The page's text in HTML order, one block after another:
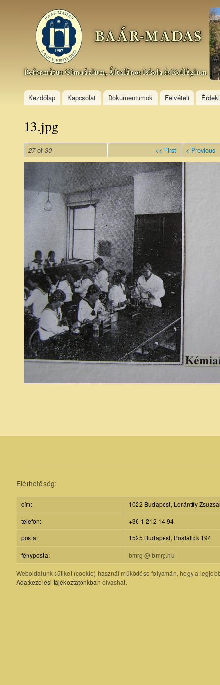
Baár–
Madas
Református
Gimnázium,
Általános
Kollégium
Kezdőlap Kapcsolat Dokumentumok Felvételi
13.jpg
27of 30 << First < Previous
13_9.jpg
Elérhetőség:
cím:
1022 Budapest, Lorántffy
telefon:
+36 1 212 14 94
posta:
1525 Budapest, Postafiók 194
fényposta: bmrg @ bmrg.hu
Weboldalunk sütiket (cookie) használ működése folyamán, hogy a
Adatkezelési tájékoztatónkban olvashat.